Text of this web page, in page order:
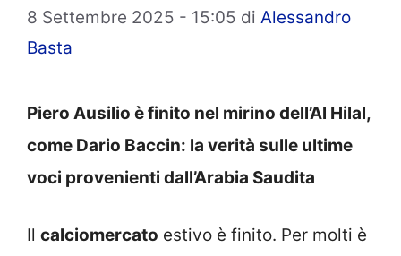
8 Settembre 2025 - 15:05 di Alessandro
Basta
Piero Ausilio è finito nel mirino dell’Al Hilal,
come Dario Baccin: la verità sulle ultime
voci provenienti dall’Arabia Saudita
Il calciomercato estivo è finito. Per molti è